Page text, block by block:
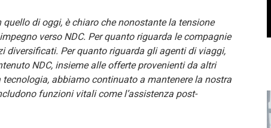
di oggi, è chiaro che nonostante la tensione
verso NDC. Per quanto riguarda le compagnie
diversificati. Per quanto riguarda gli agenti di viaggi,
NDC, insieme alle offerte provenienti da altri
abbiamo continuato a mantenere la nostra
funzioni vitali come l’assistenza post-